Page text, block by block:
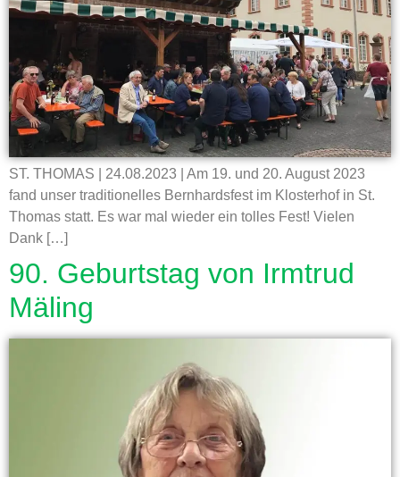
ST. THOMAS | 24.08.2023 | Am 19. und 20. August 2023
fand unser traditionelles Bernhardsfest im Klosterhof in St.
Thomas statt. Es war mal wieder ein tolles Fest! Vielen
Dank […]
90. Geburtstag von Irmtrud
Mäling